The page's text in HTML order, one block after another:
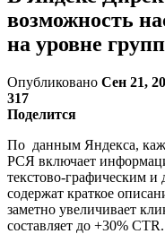
возможность
на уровне групп
Опубликовано Сен 21,
317
Поделится
По данным Яндекса,
РСЯ включает
текстово-графическим
содержат краткое
заметно увеличивает
составляет до +30% CTR.